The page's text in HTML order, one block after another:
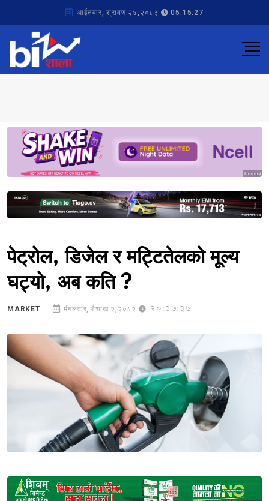
आईतवार, श्रावण २४,२०८३ 05:15:27
Sponsored
Sponsored
पेट्रोल, डिजेल र मट्टितेलको मूल्य
घट्यो, अब कति ?
MARKET मंगलवार, बैशाख २,२०८२ 20:37:37